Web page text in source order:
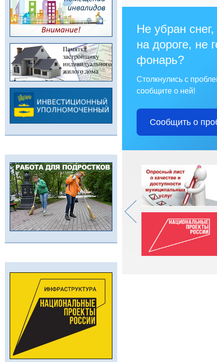
Не убран
на дороге, не
фонарь?
Столкнулись с
сообщите о ней!
Сообщить о